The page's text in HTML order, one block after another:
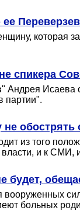
которая
спикера
партии".
из того
и к
будет,
больных